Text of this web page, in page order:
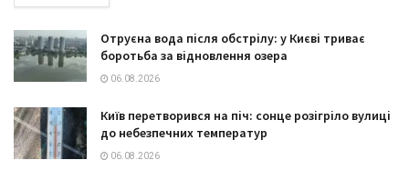
Отруєна вода після обстрілу: у Києві триває
боротьба за відновлення озера
06.08.2026
Київ перетворився на піч: сонце розігріло вулиці
до небезпечних температур
06.08.2026